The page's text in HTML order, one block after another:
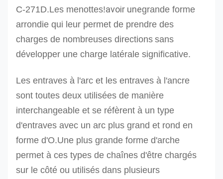
C-271D.Les menottes!avoir unegrande forme
arrondie qui leur permet de prendre des
charges de nombreuses directions sans
développer une charge latérale significative.
Les entraves à l'arc et les entraves à l'ancre
sont toutes deux utilisées de manière
interchangeable et se réfèrent à un type
d'entraves avec un arc plus grand et rond en
forme d'O.Une plus grande forme d'arche
permet à ces types de chaînes d'être chargés
sur le côté ou utilisés dans plusieurs